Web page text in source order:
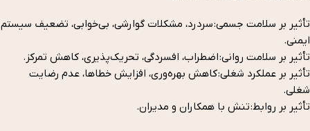
تأثیر بر سلامت جسمی: سردرد، مشکلات گوارشی، بی‌خوابی، تضعیف سیستم
ایمنی.
تأثیر بر سلامت روانی: اضطراب، افسردگی، تحریک‌پذیری، کاهش تمرکز.
تأثیر بر عملکرد شغلی: کاهش بهره‌وری، افزایش خطاها، عدم رضایت
شغلی.
تأثیر بر روابط: تنش با همکاران و مدیران.